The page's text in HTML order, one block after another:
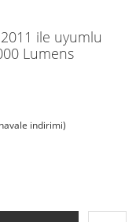
ile uyumlu
Lumens
indirimi)